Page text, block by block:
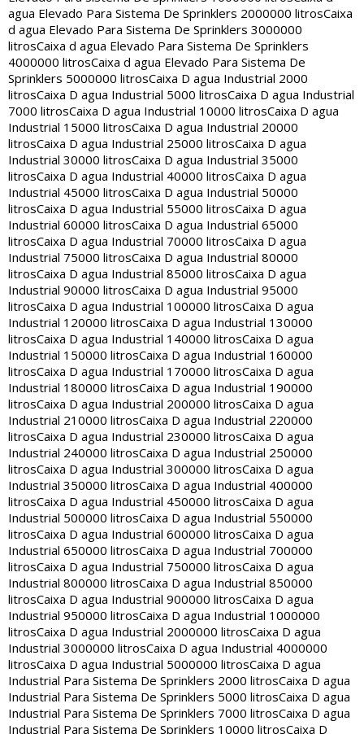
agua Elevado Para Sistema De Sprinklers 2000000 litrosCaixa
d agua Elevado Para Sistema De Sprinklers 3000000
litrosCaixa d agua Elevado Para Sistema De Sprinklers
4000000 litrosCaixa d agua Elevado Para Sistema De
Sprinklers 5000000 litrosCaixa D agua Industrial 2000
litrosCaixa D agua Industrial 5000 litrosCaixa D agua Industrial
7000 litrosCaixa D agua Industrial 10000 litrosCaixa D agua
Industrial 15000 litrosCaixa D agua Industrial 20000
litrosCaixa D agua Industrial 25000 litrosCaixa D agua
Industrial 30000 litrosCaixa D agua Industrial 35000
litrosCaixa D agua Industrial 40000 litrosCaixa D agua
Industrial 45000 litrosCaixa D agua Industrial 50000
litrosCaixa D agua Industrial 55000 litrosCaixa D agua
Industrial 60000 litrosCaixa D agua Industrial 65000
litrosCaixa D agua Industrial 70000 litrosCaixa D agua
Industrial 75000 litrosCaixa D agua Industrial 80000
litrosCaixa D agua Industrial 85000 litrosCaixa D agua
Industrial 90000 litrosCaixa D agua Industrial 95000
litrosCaixa D agua Industrial 100000 litrosCaixa D agua
Industrial 120000 litrosCaixa D agua Industrial 130000
litrosCaixa D agua Industrial 140000 litrosCaixa D agua
Industrial 150000 litrosCaixa D agua Industrial 160000
litrosCaixa D agua Industrial 170000 litrosCaixa D agua
Industrial 180000 litrosCaixa D agua Industrial 190000
litrosCaixa D agua Industrial 200000 litrosCaixa D agua
Industrial 210000 litrosCaixa D agua Industrial 220000
litrosCaixa D agua Industrial 230000 litrosCaixa D agua
Industrial 240000 litrosCaixa D agua Industrial 250000
litrosCaixa D agua Industrial 300000 litrosCaixa D agua
Industrial 350000 litrosCaixa D agua Industrial 400000
litrosCaixa D agua Industrial 450000 litrosCaixa D agua
Industrial 500000 litrosCaixa D agua Industrial 550000
litrosCaixa D agua Industrial 600000 litrosCaixa D agua
Industrial 650000 litrosCaixa D agua Industrial 700000
litrosCaixa D agua Industrial 750000 litrosCaixa D agua
Industrial 800000 litrosCaixa D agua Industrial 850000
litrosCaixa D agua Industrial 900000 litrosCaixa D agua
Industrial 950000 litrosCaixa D agua Industrial 1000000
litrosCaixa D agua Industrial 2000000 litrosCaixa D agua
Industrial 3000000 litrosCaixa D agua Industrial 4000000
litrosCaixa D agua Industrial 5000000 litrosCaixa D agua
Industrial Para Sistema De Sprinklers 2000 litrosCaixa D agua
Industrial Para Sistema De Sprinklers 5000 litrosCaixa D agua
Industrial Para Sistema De Sprinklers 7000 litrosCaixa D agua
Industrial Para Sistema De Sprinklers 10000 litrosCaixa D